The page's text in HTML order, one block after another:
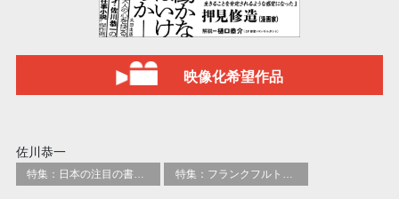
映像化希望作品
佐川恭一